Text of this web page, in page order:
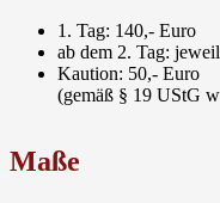
1. Tag: 140,- Euro
ab dem 2. Tag:
Kaution: 50,- Euro
(gemäß § 19 UStG
Maße